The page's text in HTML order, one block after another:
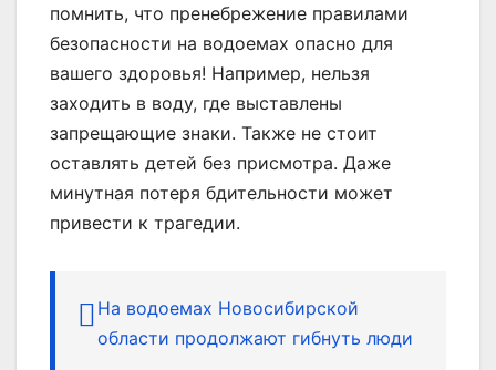
помнить, что пренебрежение правилами
безопасности на водоемах опасно для
вашего здоровья! Например, нельзя
заходить в воду, где выставлены
запрещающие знаки. Также не стоит
оставлять детей без присмотра. Даже
минутная потеря бдительности может
привести к трагедии.
На водоемах Новосибирской
области продолжают гибнуть люди